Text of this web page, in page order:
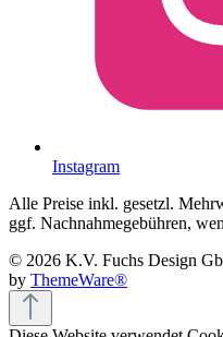
Instagram
Alle Preise inkl. gesetzl.
ggf. Nachnahmegebühren,
© 2026 K.V. Fuchs Design
by ThemeWare®